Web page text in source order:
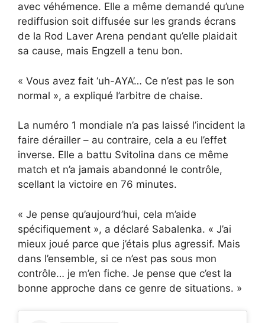
avec véhémence. Elle a même demandé qu’une
rediffusion soit diffusée sur les grands écrans
de la Rod Laver Arena pendant qu’elle plaidait
sa cause, mais Engzell a tenu bon.
« Vous avez fait ‘uh-AYA’… Ce n’est pas le son
normal », a expliqué l’arbitre de chaise.
La numéro 1 mondiale n’a pas laissé l’incident la
faire dérailler – au contraire, cela a eu l’effet
inverse. Elle a battu Svitolina dans ce même
match et n’a jamais abandonné le contrôle,
scellant la victoire en 76 minutes.
« Je pense qu’aujourd’hui, cela m’aide
spécifiquement », a déclaré Sabalenka. « J’ai
mieux joué parce que j’étais plus agressif. Mais
dans l’ensemble, si ce n’est pas sous mon
contrôle… je m’en fiche. Je pense que c’est la
bonne approche dans ce genre de situations. »